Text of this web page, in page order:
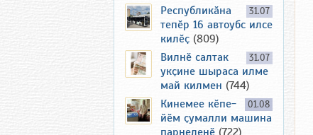
31.07
Республикӑна
тепӗр 16 автоубс илсе
килӗҫ (809)
31.07
Вилнӗ салтак
укҫине шыраса илме
май килмен (744)
01.08
Кинемее кӗпе-
йӗм ҫумалли машина
парнеленӗ (722)